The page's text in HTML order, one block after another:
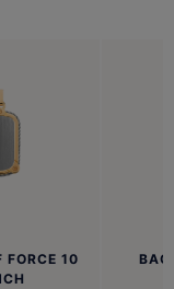
FORCE 10